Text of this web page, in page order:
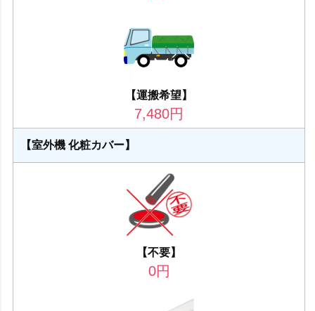
【運搬希望】
7,480円
【室外機 化粧カバー】
【不要】
0円